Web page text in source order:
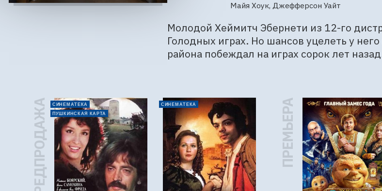
Майя Хоук, Джефферсон Уайт
Молодой Хеймитч Эбернети из 12-го
Голодных играх. Но шансов уцелеть у
района побеждал на играх сорок лет
ПРЕДПРОДАЖА
СИНЕМАТЕКА
ПУШКИНСКАЯ КАРТА
СИНЕМАТЕКА ПРЕМЬЕРА